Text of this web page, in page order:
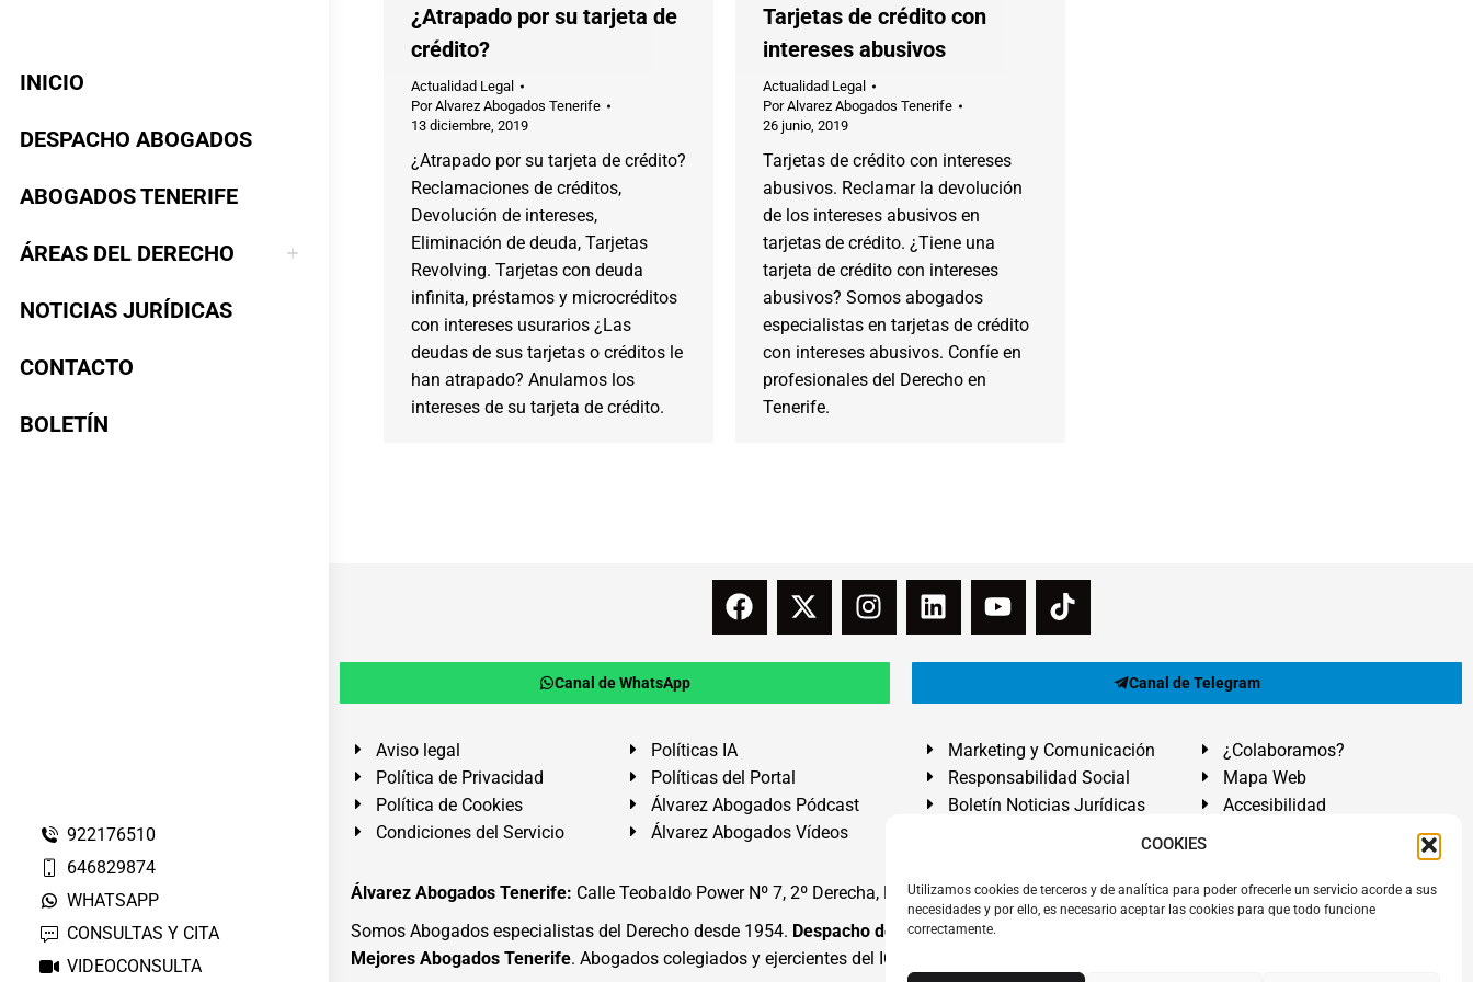
COOKIES
Utilizamos cookies de terceros y de analítica para poder ofrecerle un servicio acorde a sus
necesidades y por ello, es necesario aceptar las cookies para que todo funcione
correctamente.
INICIO
DESPACHO ABOGADOS
ABOGADOS TENERIFE
ÁREAS DEL DERECHO
NOTICIAS JURÍDICAS
CONTACTO
BOLETÍN
922176510
646829874
WHATSAPP
CONSULTAS Y CITA
VIDEOCONSULTA
¿Atrapado por su tarjeta de
crédito?
Actualidad Legal
PorAlvarez Abogados Tenerife
13 diciembre, 2019
¿Atrapado por su tarjeta de crédito?
Reclamaciones de créditos,
Devolución de intereses,
Eliminación de deuda, Tarjetas
Revolving. Tarjetas con deuda
infinita, préstamos y microcréditos
con intereses usurarios ¿Las
deudas de sus tarjetas o créditos le
han atrapado? Anulamos los
intereses de su tarjeta de crédito.
Tarjetas de crédito con
intereses abusivos
Actualidad Legal
PorAlvarez Abogados Tenerife
26 junio, 2019
Tarjetas de crédito con intereses
abusivos. Reclamar la devolución
de los intereses abusivos en
tarjetas de crédito. ¿Tiene una
tarjeta de crédito con intereses
abusivos? Somos abogados
especialistas en tarjetas de crédito
con intereses abusivos. Confíe en
profesionales del Derecho en
Tenerife.
Canal de WhatsApp Canal de Telegram
Aviso legal
Política de Privacidad
Política de Cookies
Condiciones del Servicio
Políticas IA
Políticas del Portal
Álvarez Abogados Pódcast
Álvarez Abogados Vídeos
Marketing y Comunicación
Responsabilidad Social
Boletín Noticias Jurídicas
¿Colaboramos?
Mapa Web
Accesibilidad
Álvarez Abogados Tenerife: Calle Teobaldo Power Nº 7, 2º Derecha, El Médano, Granadilla de Abona, Santa Cruz de Tenerife. Islas Canarias.
Somos Abogados especialistas del Derecho desde 1954. Despacho de Abogados El Médano
Mejores Abogados Tenerife. Abogados colegiados y ejercientes del ICATF.